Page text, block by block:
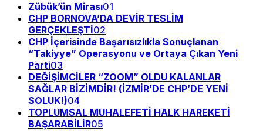
Zübük’ün Mirası01
CHP BORNOVA’DA DEVİR TESLİM
GERÇEKLEŞTİ02
CHP İçerisinde Başarısızlıkla Sonuçlanan
“Takiyye” Operasyonu ve Ortaya Çıkan Yeni
Parti03
DEĞİŞİMCİLER “ZOOM” OLDU KALANLAR
SAĞLAR BİZİMDİR! (İZMİR’DE CHP’DE YENİ
SOLUK!)04
TOPLUMSAL MUHALEFETİ HALK HAREKETİ
BAŞARABİLİR05